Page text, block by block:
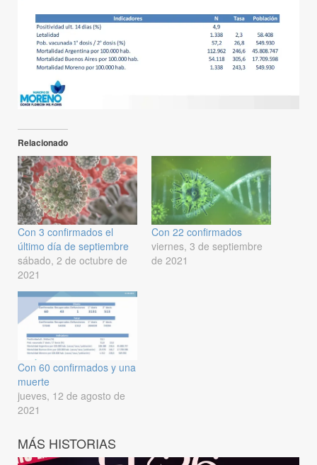
Relacionado
Con 3 confirmados el
último día de septiembre
sábado, 2 de octubre de
2021
Con 22 confirmados
viernes, 3 de septiembre
de 2021
Con 60 confirmados y una
muerte
jueves, 12 de agosto de
2021
MÁS HISTORIAS